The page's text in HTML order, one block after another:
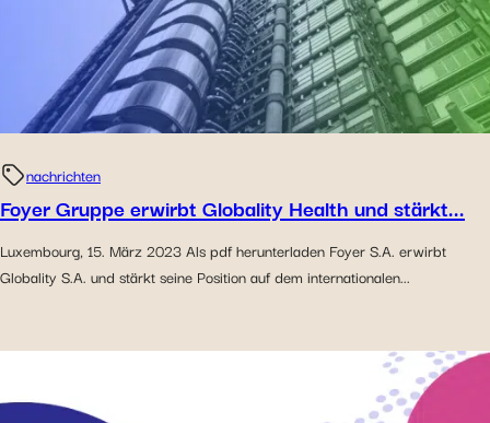
nachrichten
Foyer Gruppe erwirbt Globality Health und stärkt...
Luxembourg, 15. März 2023 Als pdf herunterladen Foyer S.A. erwirbt
Globality S.A. und stärkt seine Position auf dem internationalen...